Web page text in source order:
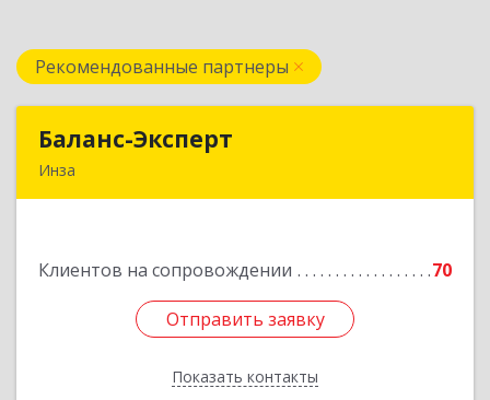
Рекомендованные партнеры
Баланс-Эксперт
Инза
Клиентов на сопровождении 70
Отправить заявку
Показать контакты
Подробнее
Отправить заявку
Назад